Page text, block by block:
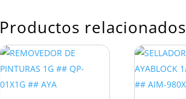
Productos relacionados